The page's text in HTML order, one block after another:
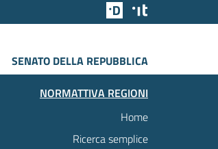
Team Digitale
SENATO DELLA REPUBBLICA
NORMATTIVA REGIONI
Home
Ricerca semplice